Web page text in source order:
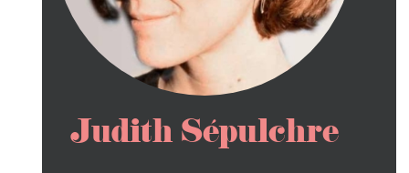
Judith Sépulchre